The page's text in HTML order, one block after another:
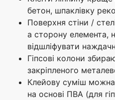
бетон, шпаклівку
Поверхня стіни /
а сторону елемента,
відшліфувати
Гіпсові колони
закріпленого
Клейову суміш
на основі ПВА (для